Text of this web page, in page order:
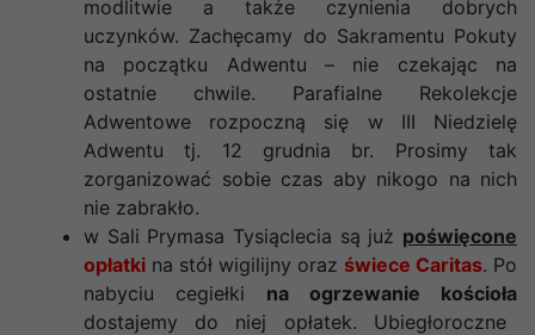
modlitwie a także czynienia dobrych
uczynków. Zachęcamy do Sakramentu Pokuty
na początku Adwentu – nie czekając na
ostatnie chwile. Parafialne Rekolekcje
Adwentowe rozpoczną się w III Niedzielę
Adwentu tj. 12 grudnia br. Prosimy tak
zorganizować sobie czas aby nikogo na nich
nie zabrakło.
w Sali Prymasa Tysiąclecia są już poświęcone
opłatki na stół wigilijny oraz świece Caritas. Po
nabyciu cegiełki na ogrzewanie kościoła
dostajemy do niej opłatek. Ubiegłoroczne